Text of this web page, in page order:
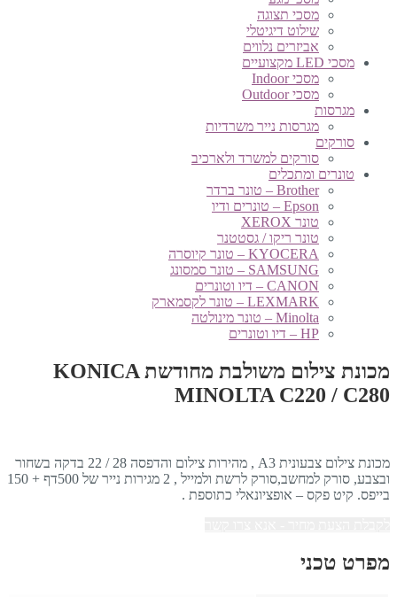
מסכי תצוגה
שילוט דיגיטלי
אביזרים נלווים
מסכי LED מקצועיים
מסכי Indoor
מסכי Outdoor
מגרסות
מגרסות נייר משרדיות
סורקים
סורקים למשרד ולארכיב
טונרים ומתכלים
Brother – טונר ברדר
Epson – טונרים ודיו
טונר XEROX
טונר ריקו / גסטטנר
KYOCERA – טונר קיוסרה
SAMSUNG – טונר סמסונג
CANON – דיו וטונרים
LEXMARK – טונר לקסמארק
Minolta – טונר מינולטה
HP – דיו וטונרים
מכונת צילום משולבת מחודשת KONICA
MINOLTA C220 / C280
מכונת צילום צבעונית A3 , מהירות צילום והדפסה 28 / 22 בדקה בשחור
ובצבע, סורק למחשב,סורק לרשת ולמייל , 2 מגירות נייר של 500דף + 150
בייפס. קיט פקס – אופציונאלי כתוספת .
מפרט טכני